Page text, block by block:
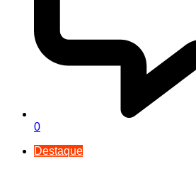
0
Destaque